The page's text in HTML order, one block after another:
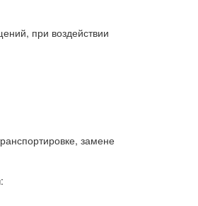
при воздействии
замене